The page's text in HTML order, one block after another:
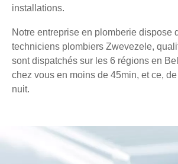
installations.
Notre entreprise en plomberie dispose
techniciens plombiers Zwevezele,
sont dispatchés sur les 6 régions en
chez vous en moins de 45min, et ce,
nuit.